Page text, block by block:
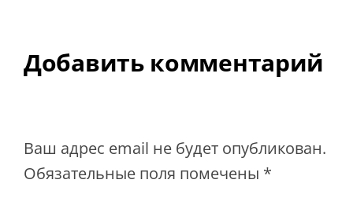
Добавить комментарий
Ваш адрес email не будет опубликован.
Обязательные поля помечены *